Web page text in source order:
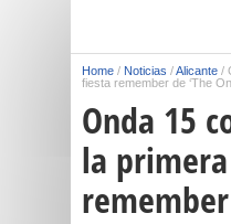
Home / Noticias /Alicante /
fiesta remember de ‘The
Onda 15
la
remember